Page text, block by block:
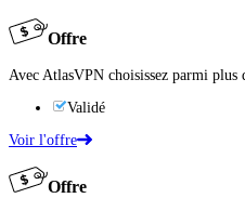
Offre
Avec AtlasVPN choisissez parmi plus
Validé
Voir l'offre
Offre